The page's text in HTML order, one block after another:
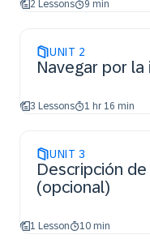
2 Lessons 9 min
UNIT 2
Navegar por
3 Lessons 1 hr 16 min
UNIT 3
Descripción
(opcional)
1 Lesson 10 min